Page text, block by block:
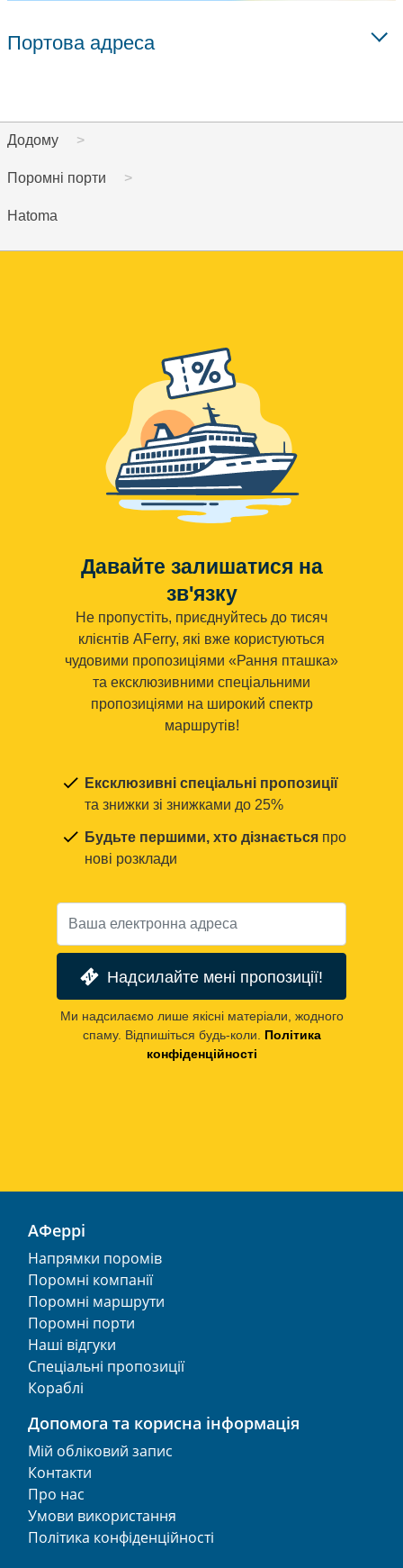
Портова адреса
Додому
Поромні порти
Hatoma
Давайте залишатися на
зв'язку
Не пропустіть, приєднуйтесь до тисяч
клієнтів AFerry, які вже користуються
чудовими пропозиціями «Рання пташка»
та ексклюзивними спеціальними
пропозиціями на широкий спектр
маршрутів!
Ексклюзивні спеціальні пропозиції
та знижки зі знижками до 25%
Будьте першими, хто дізнається про
нові розклади
Надсилайте мені пропозиції!
Ми надсилаємо лише якісні матеріали, жодного
спаму. Відпишіться будь-коли.
Політика
конфіденційності
АФеррі
Напрямки поромів
Поромні компанії
Поромні маршрути
Поромні порти
Наші відгуки
Спеціальні пропозиції
Кораблі
Допомога та корисна інформація
Мій обліковий запис
Контакти
Про нас
Умови використання
Політика конфіденційності